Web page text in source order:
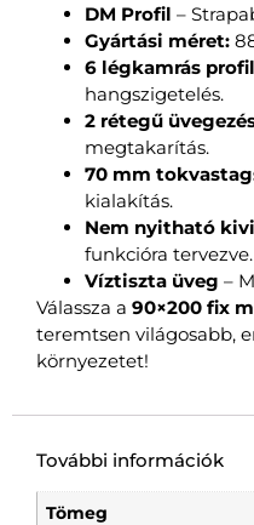
DM Profil –
Gyártási méret:
6 légkamrás
hangszigetelés.
2 rétegű
megtakarítás.
70 mm
kialakítás.
Nem nyitható
funkcióra tervezve.
Víztiszta üveg –
Válassza a 90×200 fix
teremtsen világosabb,
környezetet!
További információk
Tömeg